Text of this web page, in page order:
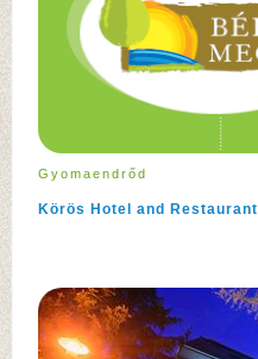
Gyomaendrőd
Körös Hotel and Restaurant